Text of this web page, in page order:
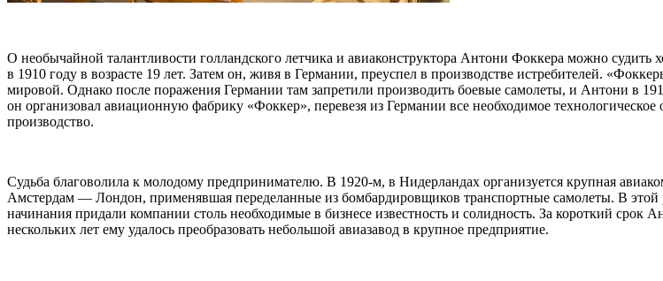
О необычайной талантливости голландского летчика и авиаконструктора Антони Фоккера можно
в 1910 году в возрасте 19 лет. Затем он, живя в Германии, преуспел в производстве истребителей.
мировой. Однако после поражения Германии там запретили производить боевые самолеты, и Антони в
он организовал авиационную фабрику «Фоккер», перевезя из Германии все необходимое
производство.
Судьба благоволила к молодому предпринимателю. В 1920-м, в Нидерландах организуется крупная
Амстердам — Лондон, применявшая переделанные из бомбардировщиков транспортные самолеты. В
начинания придали компании столь необходимые в бизнесе известность и солидность. За короткий
нескольких лет ему удалось преобразовать небольшой авиазавод в крупное предприятие.